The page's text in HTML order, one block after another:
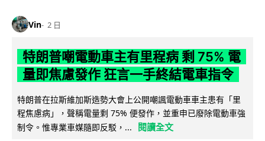
Vin 2 日
特朗普嘲電動車主有里程病 剩 75% 電
量即焦慮發作 狂言一手終結電車指令
特朗普在拉斯維加斯造勢大會上公開嘲諷電動車車主患有「里
程焦慮病」，聲稱電量剩 75% 便發作，並重申已廢除電動車強
制令。惟專業車媒隨即反駁，...
閱讀全文